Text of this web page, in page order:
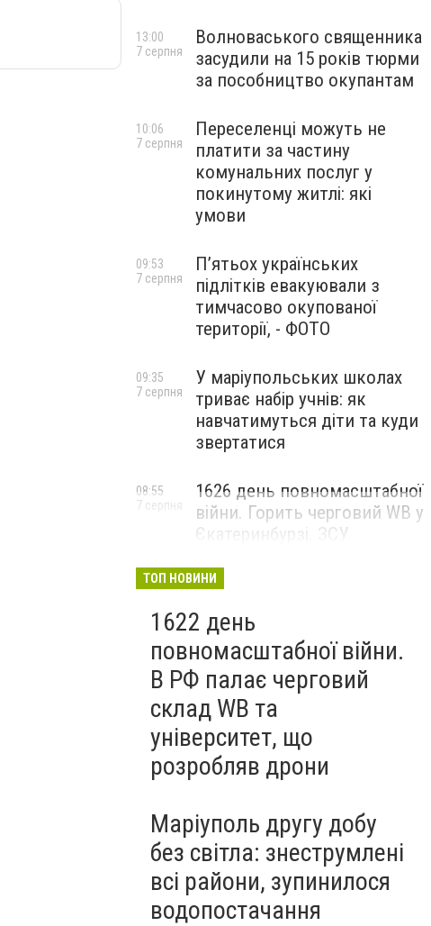
Волноваського священника
засудили на 15 років тюрми
за пособництво окупантам
13:00
7 серпня
Переселенці можуть не
платити за частину
комунальних послуг у
покинутому житлі: які
умови
10:06
7 серпня
П’ятьох українських
підлітків евакуювали з
тимчасово окупованої
території, - ФОТО
09:53
7 серпня
У маріупольських школах
триває набір учнів: як
навчатимуться діти та куди
звертатися
09:35
7 серпня
1626 день повномасштабної
війни. Горить черговий WB у
Єкатеринбурзі. ЗСУ
Маріуполі
08:55
7 серпня
ТОП НОВИНИ
1622 день
повномасштабної війни.
В РФ палає черговий
склад WB та
університет, що
розробляв дрони
Маріуполь другу добу
без світла: знеструмлені
всі райони, зупинилося
водопостачання